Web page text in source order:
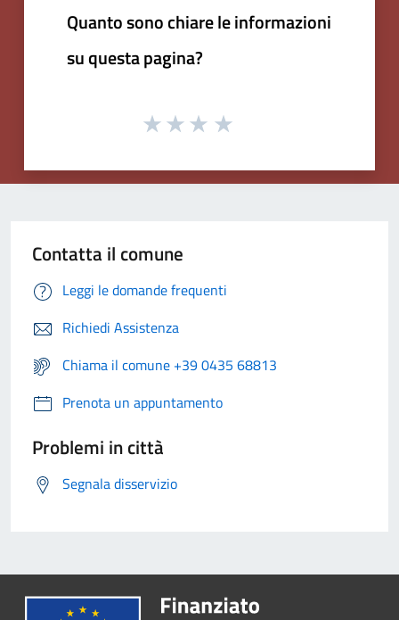
Quanto sono chiare le informazioni
su questa pagina?
Contatta il comune
Leggi le domande frequenti
Richiedi Assistenza
Chiama il comune +39 0435 68813
Prenota un appuntamento
Problemi in città
Segnala disservizio